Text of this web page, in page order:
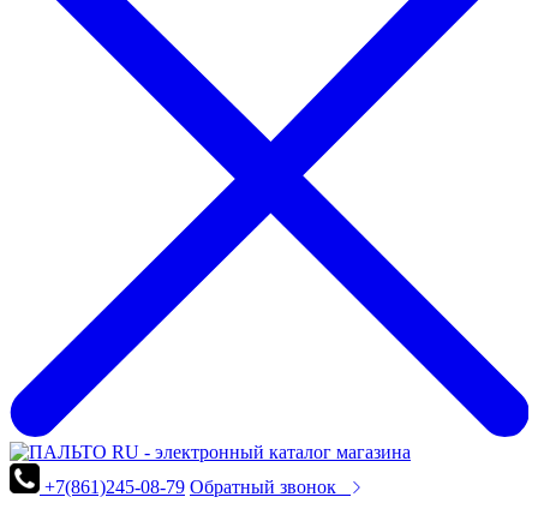
+7(861)245-08-79 Обратный звонок